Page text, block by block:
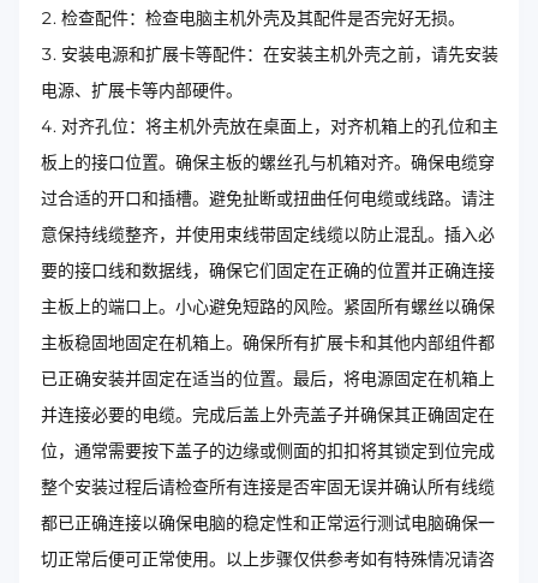
检查配件：检查电脑主机外壳及其配件是否完好无损。
安装电源和扩展卡等配件：在安装主机外壳之前，请先安装
电源、扩展卡等内部硬件。
对齐孔位：将主机外壳放在桌面上，对齐机箱上的孔位和主
板上的接口位置。确保主板的螺丝孔与机箱对齐。确保电缆穿
过合适的开口和插槽。避免扯断或扭曲任何电缆或线路。请注
意保持线缆整齐，并使用束线带固定线缆以防止混乱。插入必
要的接口线和数据线，确保它们固定在正确的位置并正确连接
主板上的端口上。小心避免短路的风险。紧固所有螺丝以确保
主板稳固地固定在机箱上。确保所有扩展卡和其他内部组件都
已正确安装并固定在适当的位置。最后，将电源固定在机箱上
并连接必要的电缆。完成后盖上外壳盖子并确保其正确固定在
位，通常需要按下盖子的边缘或侧面的扣扣将其锁定到位完成
整个安装过程后请检查所有连接是否牢固无误并确认所有线缆
都已正确连接以确保电脑的稳定性和正常运行测试电脑确保一
切正常后便可正常使用。以上步骤仅供参考如有特殊情况请咨